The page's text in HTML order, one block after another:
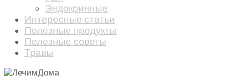
Эндокринные
Интересные статьи
Полезные продукты
Полезные советы
Травы